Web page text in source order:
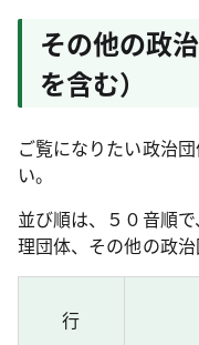
その他の政
を含む）
ご覧になりたい政治
い。
並び順は、５０音順
理団体、その他の政治
行